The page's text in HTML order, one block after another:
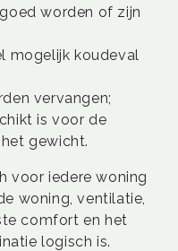
worden of zijn
mogelijk koudeval
vervangen;
is voor de
gewicht.
voor iedere woning
woning, ventilatie,
comfort en het
logisch is.